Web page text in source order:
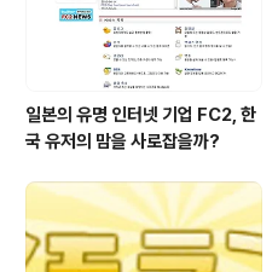
대에 흘러나온 욘..
일본의 유명 인터넷 기업 FC2, 한
국 유저의 맘을 사로잡을까?